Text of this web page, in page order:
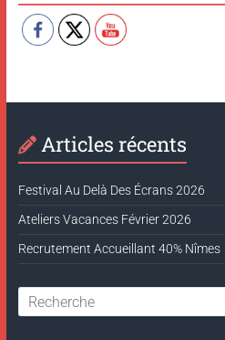
Articles récents
Festival Au Delà Des Écrans 2026
Ateliers Vacances Février 2026
Recrutement Accueillant 40% Nîmes